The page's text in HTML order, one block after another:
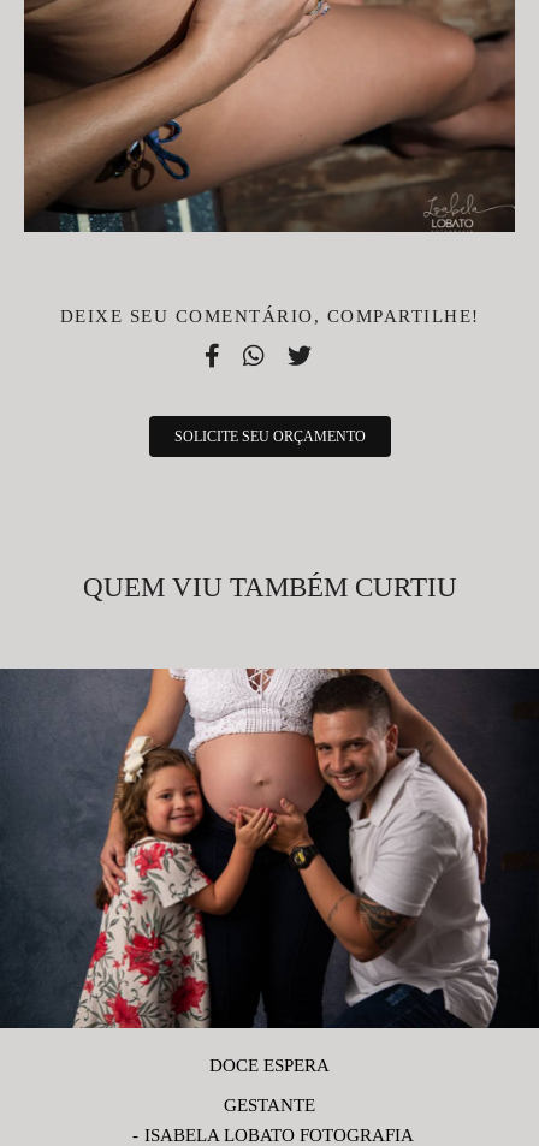
DEIXE SEU COMENTÁRIO, COMPARTILHE!
SOLICITE SEU ORÇAMENTO
QUEM VIU TAMBÉM CURTIU
DOCE ESPERA
GESTANTE
ISABELA LOBATO FOTOGRAFIA